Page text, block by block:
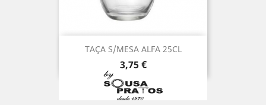
TAÇA S/MESA ALFA 25CL
Preço
3,75 €